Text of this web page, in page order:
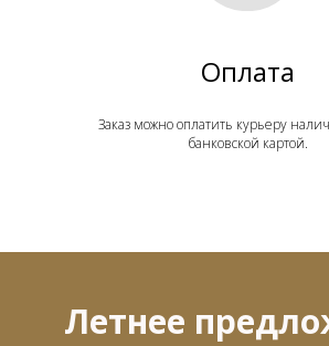
Оплата
Заказ можно оплатить курьеру
банковской картой.
Летнее